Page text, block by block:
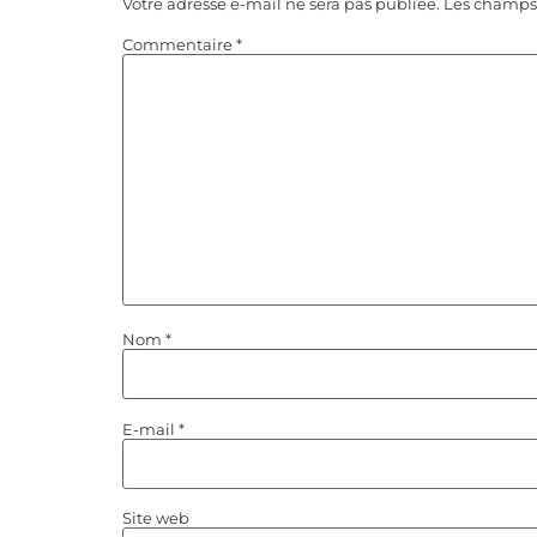
Votre adresse e-mail ne sera pas publiée. Les
Commentaire*
Nom *
E-mail *
Site web